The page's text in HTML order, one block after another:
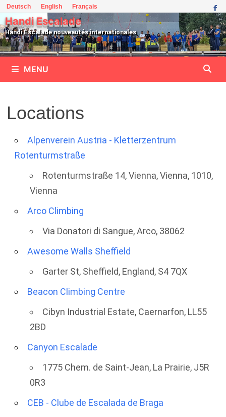
Passer
au
contenu
Deutsch English Français
Handi Escalade
Handi Escalade nouveautés internationales
MENU
Locations
Alpenverein Austria - Kletterzentrum
Rotenturmstraße
Rotenturmstraße 14, Vienna, Vienna, 1010,
Vienna
Arco Climbing
Via Donatori di Sangue, Arco, 38062
Awesome Walls Sheffield
Garter St, Sheffield, England, S4 7QX
Beacon Climbing Centre
Cibyn Industrial Estate, Caernarfon, LL55
2BD
Canyon Escalade
1775 Chem. de Saint-Jean, La Prairie, J5R
0R3
CEB - Clube de Escalada de Braga